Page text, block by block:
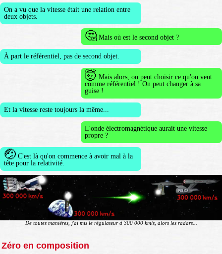
On a vu que la vitesse était une relation entre
deux objets.
🤔 Mais où est le second objet ?
À part le référentiel, pas de second objet.
🤯 Mais alors, on peut choisir ce qu'on veut
comme référentiel ! On peut changer à sa
guise !
Et la vitesse reste toujours la même...
L'onde électromagnétique aurait une vitesse
propre ?
🤕 C'est là qu'on commence à avoir mal à la
tête pour la relativité.
De toutes manières, j'ai mis le régulateur à 300 000 km/s, alors les radars...
Zéro en composition